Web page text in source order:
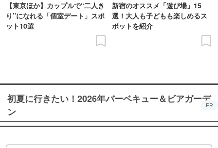
【東京ほか】カップルで“二人き
り”になれる「個室デート」スポ
ット10選
新宿のオススメ「遊び場」15
選！大人も子どもも楽しめるス
ポットを紹介
初夏に行きたい！2026年バーベキュー＆ビアガーデ
ン
PR